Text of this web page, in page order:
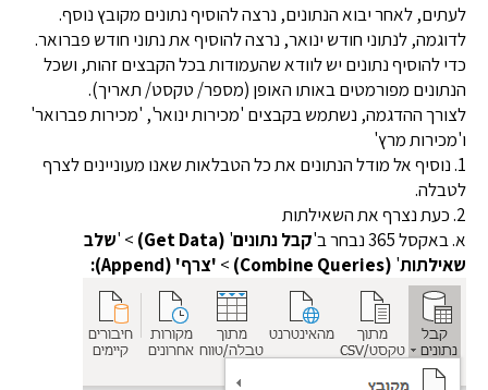
לאחר יבוא הנתונים, נרצה להוסיף נתונים מקובץ נוסף.
לנתוני חודש ינואר, נרצה להוסיף את נתוני חודש פברואר.
להוסיף נתונים יש לוודא שהעמודות בכל הקבצים זהות, ושכל
מפורמטים באותו האופן (מספר/ טקסט/ תאריך).
ההדגמה, נשתמש בקבצים 'מכירות ינואר', 'מכירות פברואר'
מרץ'
אל מודל הנתונים את כל הטבלאות שאנו מעוניינים לצרף
365 נבחר ב' קבל נתונים'
(Get Data)
> 'שלב
'
(Combine Queries)
>'צרף' (Append):